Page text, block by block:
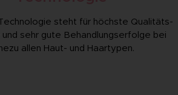
steht für höchste Qualitäts­
sehr gute Behandlungs­erfolge bei
allen Haut- und Haartypen.